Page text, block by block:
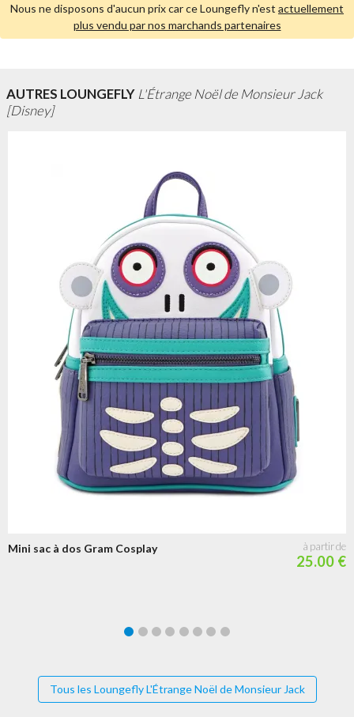
Nous ne disposons d'aucun prix car ce Loungefly n'est actuellement
plus vendu par nos marchands partenaires
AUTRES LOUNGEFLY L'Étrange Noël de Monsieur Jack
[Disney]
Mini sac à dos Gram Cosplay
25.00 €
Tous les Loungefly L'Étrange Noël de Monsieur Jack